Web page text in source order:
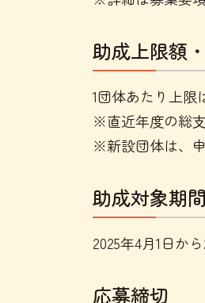
助成上限額
1団体あたり上限
※直近年度の総
※新設団体は、
助成対象期間
2025年4月1日か
応募締切